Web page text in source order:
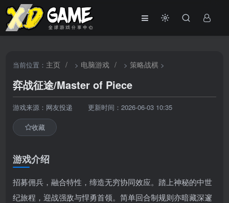
当前位置： 主页 / > 电脑游戏 / >策略战棋 >
弈战征途/Master of Piece
游戏来源：网友投递 更新时间：2026-06-03 10:35
收藏
游戏介绍
招募佣兵，融合特性，缔造无穷协同效应。踏上神秘的中世
纪旅程，迎战强敌与悍勇首领。简单回合制规则亦暗藏深邃